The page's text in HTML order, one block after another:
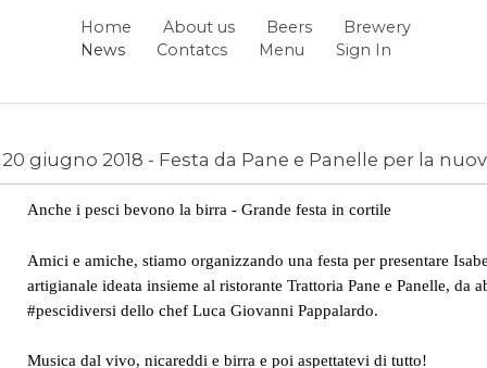
Navigation
Home About us Beers
Brewery
News
Contatcs Menu Sign In
Breadcrumbs
News /
20 giugno 2018 - Festa da Pane e Panelle per la
Anche i pesci bevono la birra - Grande festa in cortile
Amici e amiche, stiamo organizzando una festa per presentare
artigianale ideata insieme al ristorante Trattoria Pane e Panelle, da
#pescidiversi dello chef Luca Giovanni Pappalardo.
Musica dal vivo, nicareddi e birra e poi aspettatevi di tutto!